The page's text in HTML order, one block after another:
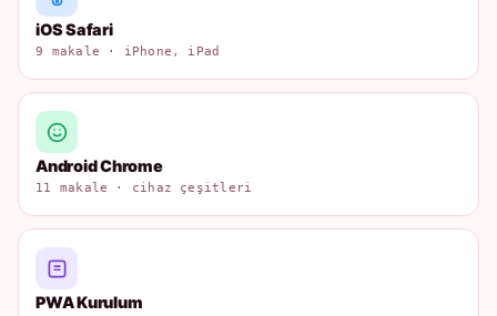
iOS Safari
9 makale · iPhone, iPad
Android Chrome
11 makale · cihaz çeşitleri
PWA Kurulum